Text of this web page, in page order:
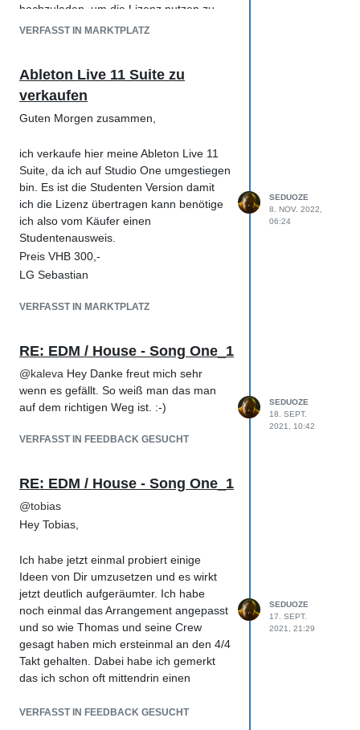
hochzuladen, um die Lizenz nutzen zu
können.
einen aktuellen Schülerausweis
ein offizielles Schreiben oder
Einschreibungsnachweis der Schule
einen Beschäftigungsnachweis
Sobald das Dokument hochgeladen und
bearbeitet wurde, kann die neue Nutzerin
Live herunterladen und autorisieren.
VERFASST IN MARKTPLATZ
Ableton Live 11 Suite zu
verkaufen
Guten Morgen zusammen,
ich verkaufe hier meine Ableton Live 11
Suite, da ich auf Studio One umgestiegen
bin. Es ist die Studenten Version damit
ich die Lizenz übertragen kann benötige
ich also vom Käufer einen
Studentenausweis.
Preis VHB 300,-
LG Sebastian
VERFASST IN MARKTPLATZ
SEDUOZE
8. NOV. 2022,
06:24
RE: EDM / House - Song One_1
@kaleva Hey Danke freut mich sehr
wenn es gefällt. So weiß man das man
auf dem richtigen Weg ist. :-)
VERFASST IN FEEDBACK GESUCHT
SEDUOZE
18. SEPT.
2021, 10:42
RE: EDM / House - Song One_1
@tobias
Hey Tobias,
Ich habe jetzt einmal probiert einige
Ideen von Dir umzusetzen und es wirkt
jetzt deutlich aufgeräumter. Ich habe
noch einmal das Arrangement angepasst
und so wie Thomas und seine Crew
gesagt haben mich ersteinmal an den 4/4
Takt gehalten. Dabei habe ich gemerkt
das ich schon oft mittendrin einen
vorgesehen war, dies ist jetzt korrigiert.
VERFASST IN FEEDBACK GESUCHT
SEDUOZE
17. SEPT.
2021, 21:29